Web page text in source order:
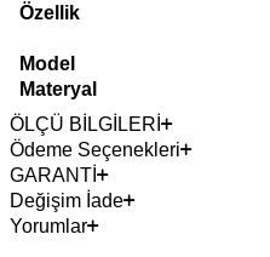
Özellik
Model
Materyal
ÖLÇÜ BİLGİLERİ
Ödeme Seçenekleri
GARANTİ
Değişim İade
Yorumlar